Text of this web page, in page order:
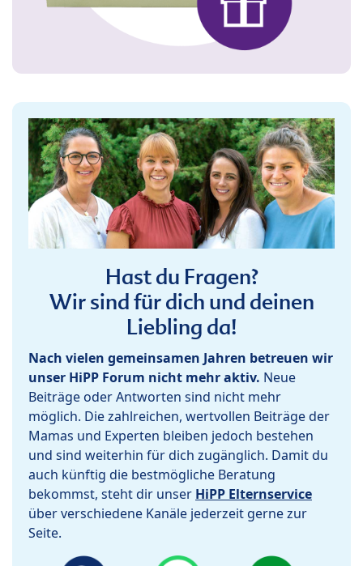
Hast du Fragen?
Wir sind für dich und deinen
Liebling da!
Nach vielen gemeinsamen Jahren betreuen wir
unser HiPP Forum nicht mehr aktiv. Neue
Beiträge oder Antworten sind nicht mehr
möglich. Die zahlreichen, wertvollen Beiträge der
Mamas und Experten bleiben jedoch bestehen
und sind weiterhin für dich zugänglich. Damit du
auch künftig die bestmögliche Beratung
bekommst, steht dir unser HiPP Elternservice
über verschiedene Kanäle jederzeit gerne zur
Seite.